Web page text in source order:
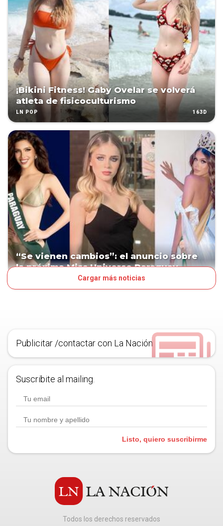
¡Bikini Fitness! Gaby Ovelar se volverá
atleta de fisicoculturismo
LN POP 163D
“Se vienen cambios”: el anuncio sobre
la próxima Miss Universo Paraguay
Cargar más noticias
Publicitar /contactar con La Nación
Suscribite al mailing.
Listo, quiero suscribirme
Todos los derechos reservados